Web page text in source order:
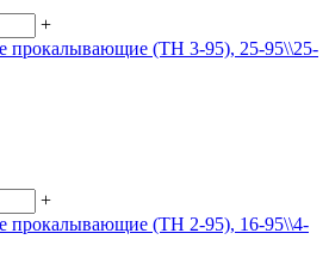
+
прокалывающие (ТН 3-95), 25-95\\25-
+
прокалывающие (ТН 2-95), 16-95\\4-